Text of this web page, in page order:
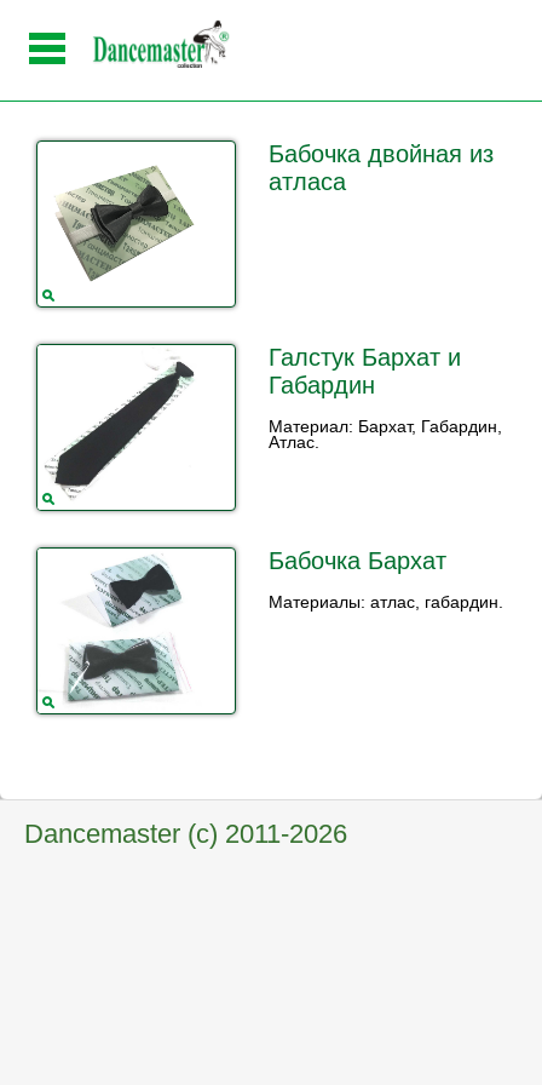
Бабочка двойная из
атласа
Галстук Бархат и
Габардин
Материал: Бархат, Габардин,
Атлас.
Бабочка Бархат
Материалы: атлас, габардин.
Dancemaster (c) 2011-2026